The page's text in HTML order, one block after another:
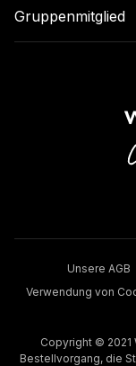
Gruppenmitglied
Unsere AGB
Verwendung von
Copyright © 2021
Bestellvorgang, die